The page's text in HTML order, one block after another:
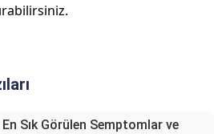
Sık Görülen Semptomlar ve